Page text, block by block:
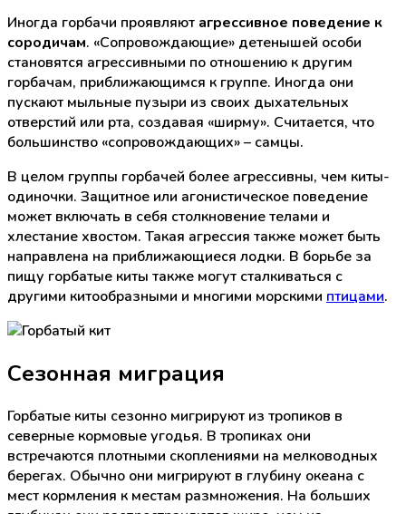
Иногда горбачи проявляют агрессивное поведение к
сородичам. «Сопровождающие» детенышей особи
становятся агрессивными по отношению к другим
горбачам, приближающимся к группе. Иногда они
пускают мыльные пузыри из своих дыхательных
отверстий или рта, создавая «ширму». Считается, что
большинство «сопровождающих» – самцы.
В целом группы горбачей более агрессивны, чем киты-
одиночки. Защитное или агонистическое поведение
может включать в себя столкновение телами и
хлестание хвостом. Такая агрессия также может быть
направлена на приближающиеся лодки. В борьбе за
пищу горбатые киты также могут сталкиваться с
другими китообразными и многими морскими птицами.
Сезонная миграция
Горбатые киты сезонно мигрируют из тропиков в
северные кормовые угодья. В тропиках они
встречаются плотными скоплениями на мелководных
берегах. Обычно они мигрируют в глубину океана с
мест кормления к местам размножения. На больших